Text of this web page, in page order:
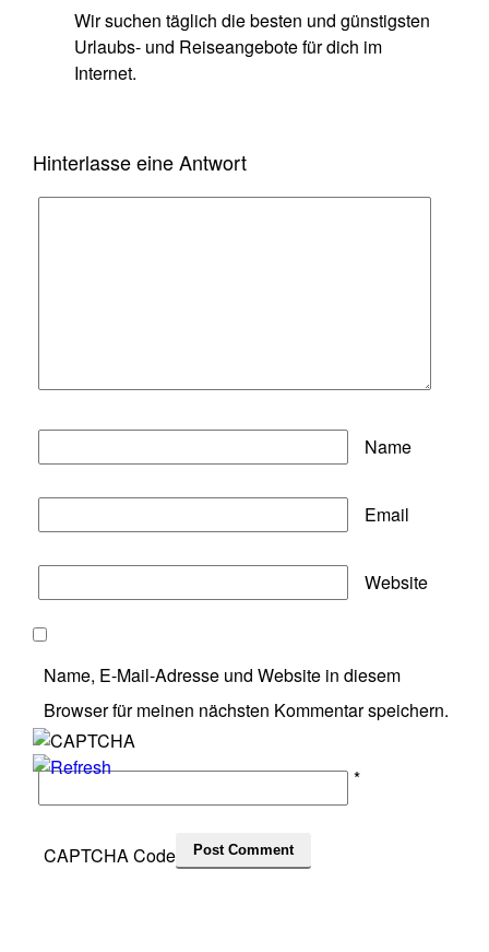
Wir suchen täglich die besten und günstigsten
Urlaubs- und Reiseangebote für dich im
Internet.
Hinterlasse eine Antwort
Name
Email
Website
Name, E-Mail-Adresse und Website in diesem
Browser für meinen nächsten Kommentar speichern.
CAPTCHA Code
*